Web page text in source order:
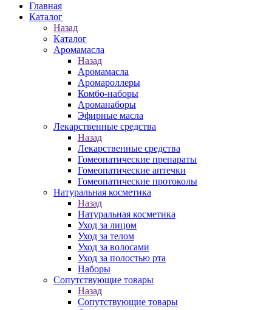
Главная
Каталог
Назад
Каталог
Аромамасла
Назад
Аромамасла
Аромароллеры
Комбо-наборы
Ароманаборы
Эфирные масла
Лекарственные средства
Назад
Лекарственные средства
Гомеопатические препараты
Гомеопатические аптечки
Гомеопатические протоколы
Натуральная косметика
Назад
Натуральная косметика
Уход за лицом
Уход за телом
Уход за волосами
Уход за полостью рта
Наборы
Сопутствующие товары
Назад
Сопутствующие товары